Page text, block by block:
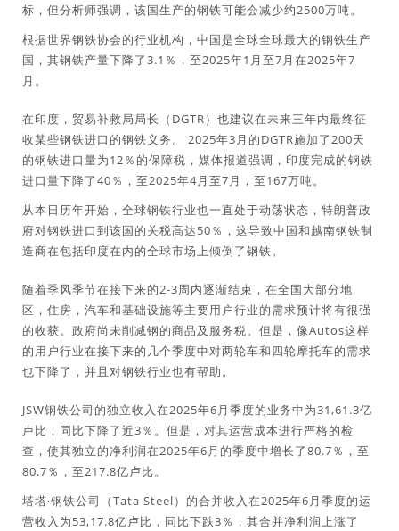
标，但分析师强调，该国生产的钢铁可能会减少约2500万吨。
根据世界钢铁协会的行业机构，中国是全球全球最大的钢铁生产
国，其钢铁产量下降了3.1％，至2025年1月至7月在2025年7
月。
在印度，贸易补救局局长（DGTR）也建议在未来三年内最终征
收某些钢铁进口的钢铁义务。 2025年3月的DGTR施加了200天
的钢铁进口量为12％的保障税，媒体报道强调，印度完成的钢铁
进口量下降了40％，至2025年4月至7月，至167万吨。
从本日历年开始，全球钢铁行业也一直处于动荡状态，特朗普政
府对钢铁进口到该国的关税高达50％，这导致中国和越南钢铁制
造商在包括印度在内的全球市场上倾倒了钢铁。
随着季风季节在接下来的2-3周内逐渐结束，在全国大部分地
区，住房，汽车和基础设施等主要用户行业的需求预计将有很强
的收获。政府尚未削减钢的商品及服务税。但是，像Autos这样
的用户行业在接下来的几个季度中对两轮车和四轮摩托车的需求
也下降了，并且对钢铁行业也有帮助。
JSW钢铁公司的独立收入在2025年6月季度的业务中为31,61.3亿
卢比，同比下降了近3％。但是，对其运营成本进行严格的检
查，使其独立的净利润在2025年6月的季度中增长了80.7％，至
80.7％，至217.8亿卢比。
塔塔·钢铁公司（Tata Steel）的合并收入在2025年6月季度的运
营收入为53,17.8亿卢比，同比下跌3％，其合并净利润上涨了